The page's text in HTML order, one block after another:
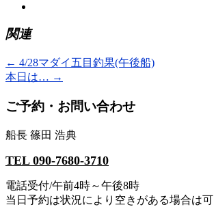
関連
← 4/28マダイ五目釣果(午後船)
本日は… →
ご予約・お問い合わせ
船長 篠田 浩典
TEL 090-7680-3710
電話受付/午前4時～午後8時
当日予約は状況により空きがある場合は可